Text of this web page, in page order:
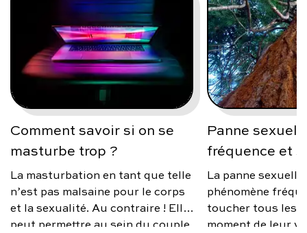
Comment savoir si on se
masturbe trop ?
La masturbation en tant que telle
n’est pas malsaine pour le corps
et la sexualité. Au contraire ! Elle
peut permettre au sein du couple
Panne
fréquence et
La panne
phénomène
toucher tous les
moment de leur